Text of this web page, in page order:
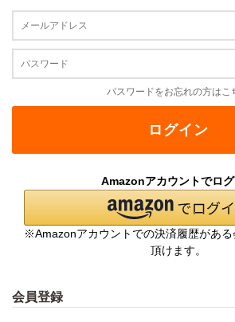
パスワードをお忘れの方はこ
Amazonアカウントでロ
※Amazonアカウントでの決済履歴がある
頂けます。
会員登録